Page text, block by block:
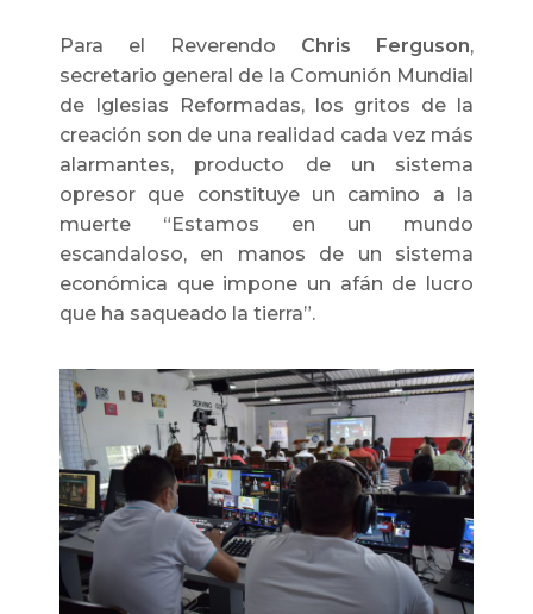
Para el Reverendo Chris Ferguson,
secretario general de la Comunión Mundial
de Iglesias Reformadas, los gritos de la
creación son de una realidad cada vez más
alarmantes, producto de un sistema
opresor que constituye un camino a la
muerte “Estamos en un mundo
escandaloso, en manos de un sistema
económica que impone un afán de lucro
que ha saqueado la tierra”.